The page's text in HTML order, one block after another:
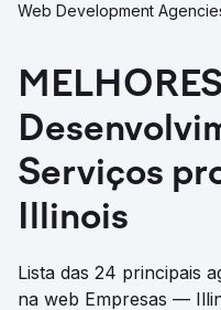
Web Development
MELHORES
Serviços
Illinois
Lista das 24 principais
na web Empresas —